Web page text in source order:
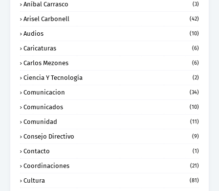
Aníbal Carrasco (3)
Arisel Carbonell (42)
Audios (10)
Caricaturas (6)
Carlos Mezones (6)
Ciencia Y Tecnología (2)
Comunicacion (34)
Comunicados (10)
Comunidad (11)
Consejo Directivo (9)
Contacto (1)
Coordinaciones (21)
Cultura (81)